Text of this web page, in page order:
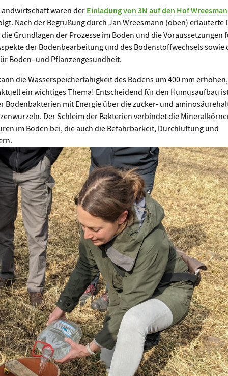
waren der Einladung von 3N auf den Hof
Nach der Begrüßung durch Jan Wreesmann (oben) erläuterte
Grundlagen der Prozesse im Boden und die Voraussetzungen
der Bodenbearbeitung und des Bodenstoffwechsels sowie
Boden- und Pflanzengesundheit.
die Wasserspeicherfähigkeit des Bodens um 400 mm erhöhen,
ein wichtiges Thema! Entscheidend für den Humusaufbau
Bodenbakterien mit Energie über die zucker- und
Der Schleim der Bakterien verbindet die
im Boden bei, die auch die Befahrbarkeit, Durchlüftung und